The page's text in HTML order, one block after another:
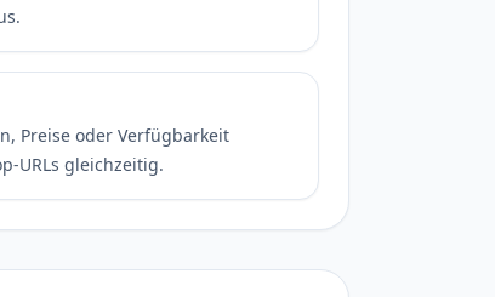
Preise oder Verfügbarkeit
URLs gleichzeitig.